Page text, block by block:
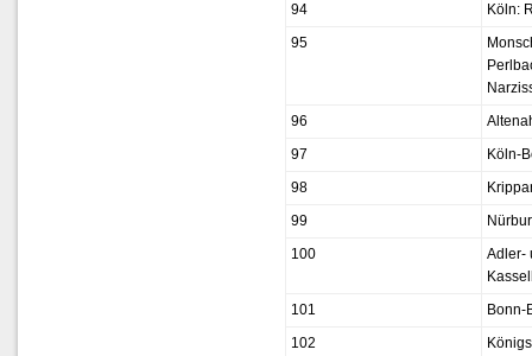
94
Köln:
95
96
97
Köln-
98
99
100
Adler-
101
Bonn-
102